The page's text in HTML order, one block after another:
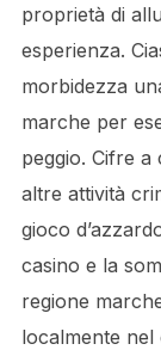
proprietà di
esperienza.
morbidezza
marche per
peggio. Cifre a
altre attività
gioco
casino e la
regione
localmente nel